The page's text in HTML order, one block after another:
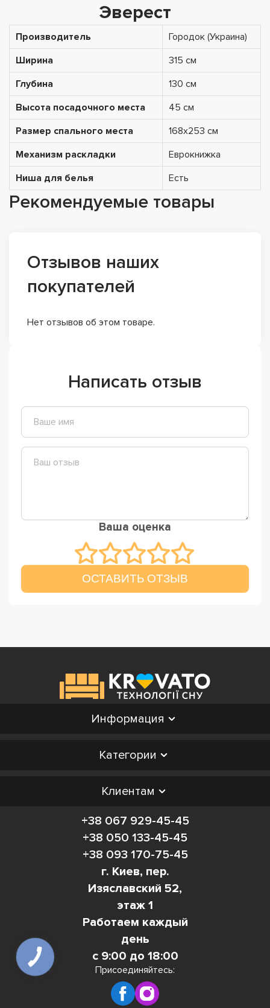
Эверест
Производитель
Городок (Украина)
Ширина
315 см
Глубина
130 см
Высота посадочного места
45 см
Размер спального места
168х253 см
Механизм раскладки
Еврокнижка
Ниша для белья
Есть
Рекомендуемые товары
Отзывов наших
покупателей
Нет отзывов об этом товаре.
Написать отзыв
Ваша оценка
ОСТАВИТЬ ОТЗЫВ
Информация
Категории
Клиентам
+38 067 929-45-45
+38 050 133-45-45
+38 093 170-75-45
г. Киев, пер.
Изяславский 52,
этаж 1
Работаем каждый
день
с 9:00 до 18:00
Присоединяйтесь:
КНОПКА
СВЯЗИ